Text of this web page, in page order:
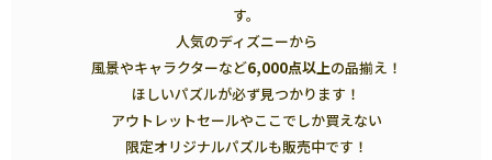
す。
人気のディズニーから
風景やキャラクターなど6,000点以上の品揃え！
ほしいパズルが必ず見つかります！
アウトレットセールやここでしか買えない
限定オリジナルパズルも販売中です！